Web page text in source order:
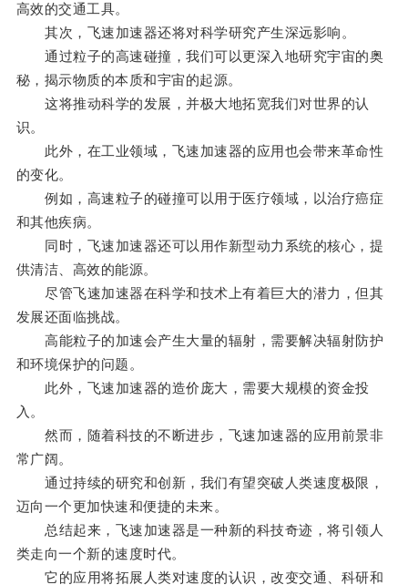
高效的交通工具。
其次，飞速加速器还将对科学研究产生深远影响。
通过粒子的高速碰撞，我们可以更深入地研究宇宙的奥
秘，揭示物质的本质和宇宙的起源。
这将推动科学的发展，并极大地拓宽我们对世界的认
识。
此外，在工业领域，飞速加速器的应用也会带来革命性
的变化。
例如，高速粒子的碰撞可以用于医疗领域，以治疗癌症
和其他疾病。
同时，飞速加速器还可以用作新型动力系统的核心，提
供清洁、高效的能源。
尽管飞速加速器在科学和技术上有着巨大的潜力，但其
发展还面临挑战。
高能粒子的加速会产生大量的辐射，需要解决辐射防护
和环境保护的问题。
此外，飞速加速器的造价庞大，需要大规模的资金投
入。
然而，随着科技的不断进步，飞速加速器的应用前景非
常广阔。
通过持续的研究和创新，我们有望突破人类速度极限，
迈向一个更加快速和便捷的未来。
总结起来，飞速加速器是一种新的科技奇迹，将引领人
类走向一个新的速度时代。
它的应用将拓展人类对速度的认识，改变交通、科研和